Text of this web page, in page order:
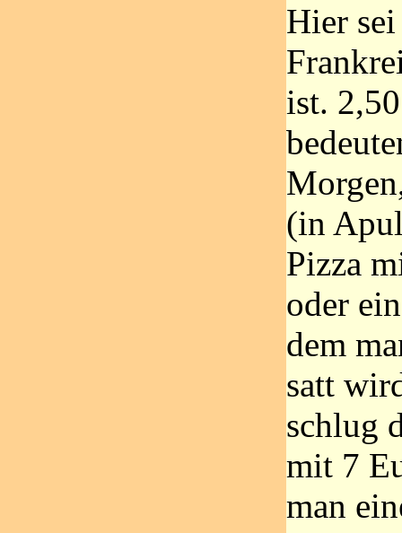
Hier sei
ist.
(in
Pizza
oder
dem
satt
schlug
mit 7
man